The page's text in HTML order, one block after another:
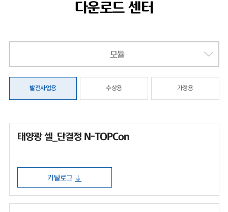
다운로드 센터
모듈
발전사업용 수상용 가정용
태양광 셀_단결정 N-TOPCon
카탈로그